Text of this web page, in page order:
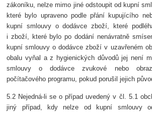
zákoníku, nelze mimo jiné odstoupit od kupní
které bylo upraveno podle přání kupujícího
kupní smlouvy o dodávce zboží, které
i zboží, které bylo po dodání nenávratně
kupní smlouvy o dodávce zboží v uzavřeném
obalu vyňal a z hygienických důvodů jej není
smlouvy o dodávce zvukové nebo
počítačového programu, pokud porušil jejich
5.2 Nejedná-li se o případ uvedený v čl. 5.1
jiný případ, kdy nelze od kupní smlouvy